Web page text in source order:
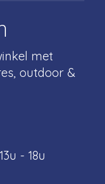
met
outdoor &
- 18u